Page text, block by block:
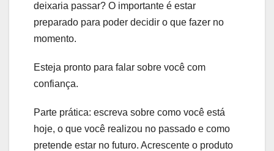
deixaria passar? O importante é estar
preparado para poder decidir o que fazer no
momento.
Esteja pronto para falar sobre você com
confiança.
Parte prática: escreva sobre como você está
hoje, o que você realizou no passado e como
pretende estar no futuro. Acrescente o produto